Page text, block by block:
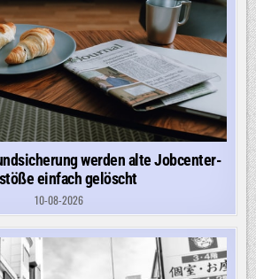
werden alte Jobcenter-
einfach gelöscht
10-08-2026